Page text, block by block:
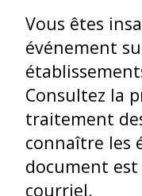
Vous êtes
événement
Consultez la
traitement
connaître les
document
courriel.